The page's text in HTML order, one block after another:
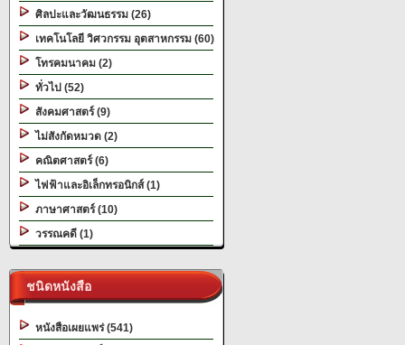
ศิลปะและวัฒนธรรม (26)
เทคโนโลยี วิศวกรรม อุตสาหกรรม (60)
โทรคมนาคม (2)
ทั่วไป (52)
สังคมศาสตร์ (9)
ไม่สังกัดหมวด (2)
คณิตศาสตร์ (6)
ไฟฟ้าและอิเล็กทรอนิกส์ (1)
ภาษาศาสตร์ (10)
วรรณคดี (1)
ชนิดหนังสือ
หนังสือเผยแพร่ (541)